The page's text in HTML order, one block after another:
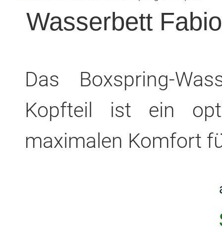
Wasserbett
Das Boxspring-
Kopfteil ist ein
maximalen Komfort